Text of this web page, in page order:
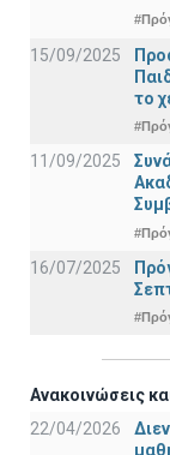
15/09/2025
το
11/09/2025
16/07/2025
Ανακοινώσεις
22/04/2026